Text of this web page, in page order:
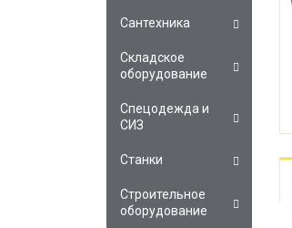
Сантехника
Складское
оборудование
Спецодежда и
СИЗ
Станки
Строительное
оборудование